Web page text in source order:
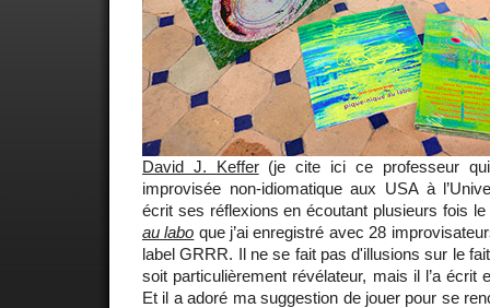
David J. Keffer(je cite ici ce professeur qui
improvisée non-idiomatique aux USA à
écrit ses réflexions en écoutant plusieurs fois
au labo que j’ai enregistré avec 28
label GRRR. Il ne se fait pas d'illusions sur le
soit particulièrement révélateur, mais il l’a écrit
Et il a adoré ma suggestion de jouer pour se